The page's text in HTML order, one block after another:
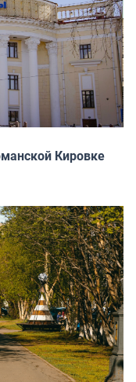
Кировке